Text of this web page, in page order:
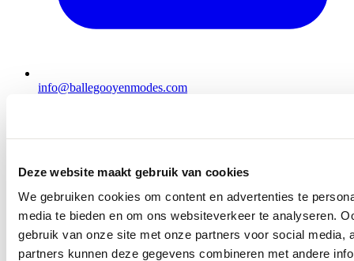
Deze website maakt gebruik van cookies
We gebruiken cookies om content en advertenties te
media te bieden en om ons websiteverkeer te analyseren.
gebruik van onze site met onze partners voor social media,
partners kunnen deze gegevens combineren met andere
info@ballegooyenmodes.com